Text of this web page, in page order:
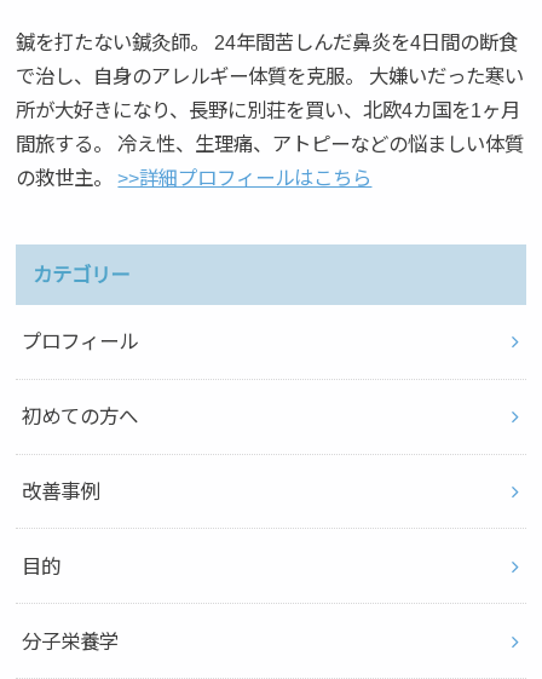
鍼を打たない鍼灸師。 24年間苦しんだ鼻炎を4日間の断食
で治し、自身のアレルギー体質を克服。 大嫌いだった寒い
所が大好きになり、長野に別荘を買い、北欧4カ国を1ヶ月
間旅する。 冷え性、生理痛、アトピーなどの悩ましい体質
の救世主。>>詳細プロフィールはこちら
カテゴリー
プロフィール
初めての方へ
改善事例
目的
分子栄養学